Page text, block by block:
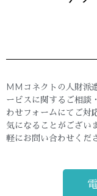
MMコネクトの人財派
ービスに関するご相談
わせフォームにてご対
気になることがござい
軽にお問い合わせくだ